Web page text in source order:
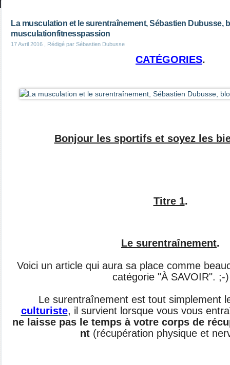
La musculation et le surentraînement, Sébastien Dubusse,
musculationfitnesspassion
17 Avril 2016 , Rédigé par Sébastien Dubusse
CATÉGORIES.
Bonjour les sportifs et soyez les
Titre 1.
Le surentraînement.
Voici un article qui aura sa place comme
catégorie "À SAVOIR". ;-)
Le surentraînement est tout simplement
culturiste, il survient lorsque vous vous
ne laisse pas le temps à votre corps de
nt (récupération physique et